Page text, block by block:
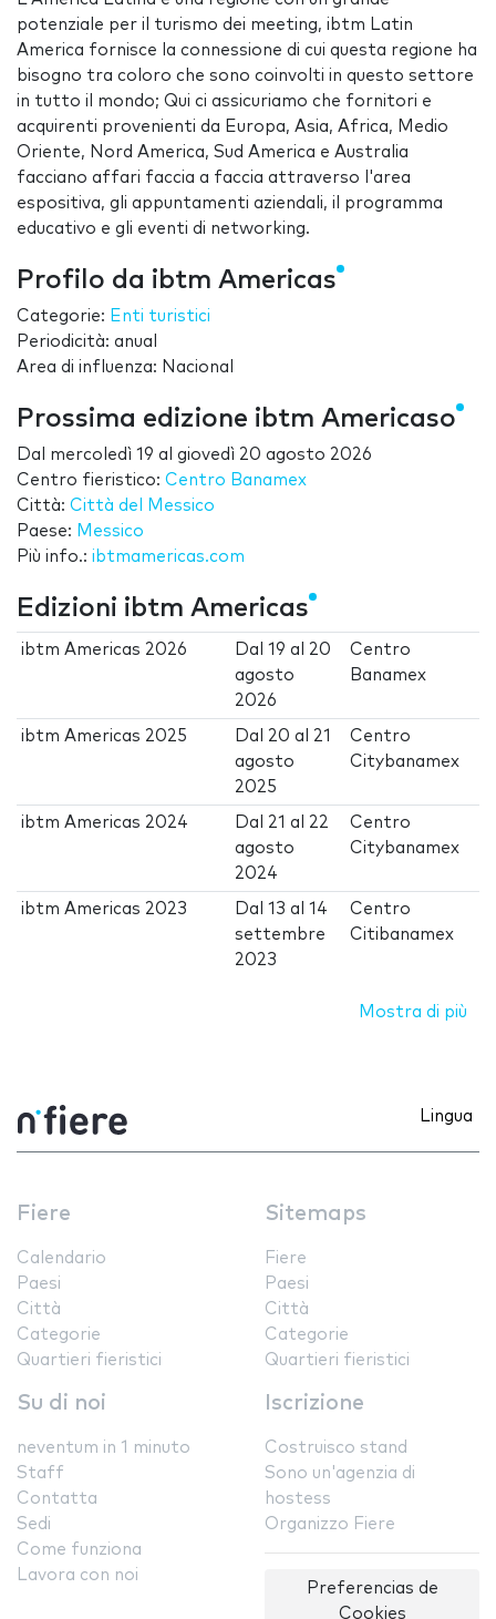
potenziale per il turismo dei meeting, ibtm Latin
America fornisce la connessione di cui questa regione ha
bisogno tra coloro che sono coinvolti in questo settore
in tutto il mondo; Qui ci assicuriamo che fornitori e
acquirenti provenienti da Europa, Asia, Africa, Medio
Oriente, Nord America, Sud America e Australia
facciano affari faccia a faccia attraverso l'area
espositiva, gli appuntamenti aziendali, il programma
educativo e gli eventi di networking.
Profilo da ibtm Americas
Categorie: Enti turistici
Periodicità: anual
Area di influenza: Nacional
Prossima edizione ibtm Americaso
Dal mercoledì 19 al giovedì 20 agosto 2026
Centro fieristico: Centro Banamex
Città: Città del Messico
Paese: Messico
Più info.: ibtmamericas.com
Edizioni ibtm Americas
ibtm Americas 2026 Dal19 al 20
agosto
2026
Centro
Banamex
ibtm Americas 2025 Dal 20 al 21
agosto
2025
Centro
Citybanamex
ibtm Americas 2024 Dal 21 al 22
agosto
2024
Centro
Citybanamex
ibtm Americas 2023 Dal13 al14
settembre
2023
Centro
Citibanamex
Mostra di più
Lingua
Fiere
Calendario
Paesi
Città
Categorie
Quartieri fieristici
Sitemaps
Fiere
Paesi
Città
Categorie
Quartieri fieristici
Su di noi
neventum in 1 minuto
Staff
Contatta
Sedi
Come funziona
Lavora con noi
Iscrizione
Costruisco stand
Sono un'agenzia di
hostess
Organizzo Fiere
Preferencias de
Cookies